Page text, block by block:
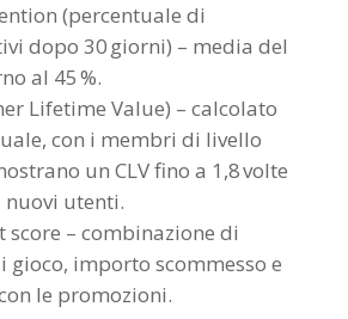
(percentuale di
dopo 30 giorni) – media del
al 45 %.
Lifetime Value) – calcolato
con i membri di livello
un CLV fino a 1,8 volte
utenti.
score – combinazione di
gioco, importo scommesso e
le promozioni.